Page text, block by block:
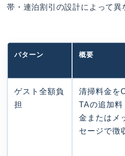
帯・連泊割引の設計によって異
パターン 概要
ゲスト全額負
担
清掃料金を
TAの追加料
金またはメ
セージで徴